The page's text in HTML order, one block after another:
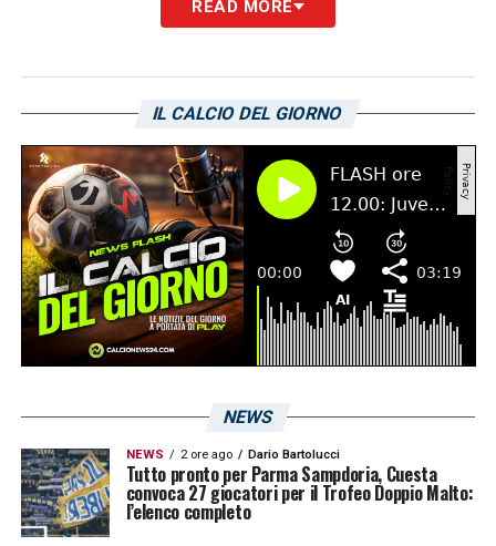
svolta al Fortunati prima di tutto grazie al
tifoserie gemellate, per vivere una festa del
calcio».
LA PLAYLIST DELLE NOSTRE TOP NEWS
READ MORE
IL CALCIO DEL GIORNO
NEWS
NEWS 2 ore ago Dario Bartolucci
Tutto pronto per Parma Sampdoria, Cuesta
convoca 27 giocatori per il Trofeo Doppio Malto:
l’elenco completo